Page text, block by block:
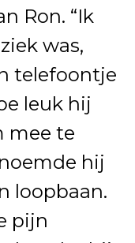
Ron. “Ik
was,
telefoontje
leuk hij
mee te
hij
loopbaan.
pijn